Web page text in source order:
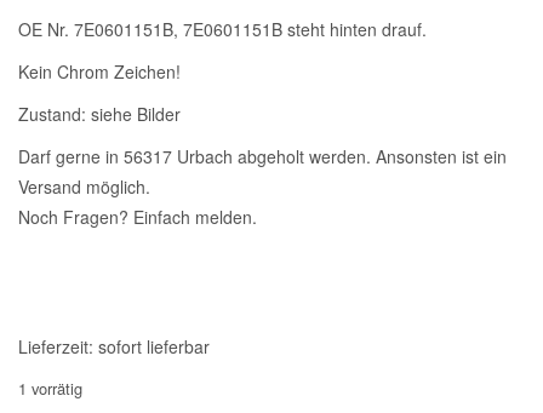
OE Nr. 7E0601151B, 7E0601151B steht hinten drauf.
Kein Chrom Zeichen!
Zustand: siehe Bilder
Darf gerne in 56317 Urbach abgeholt werden. Ansonsten ist ein
Versand möglich.
Noch Fragen? Einfach melden.
Lieferzeit: sofort lieferbar
1 vorrätig